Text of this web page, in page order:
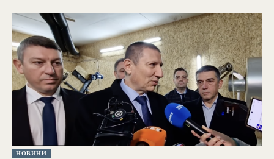
НОВИНИ